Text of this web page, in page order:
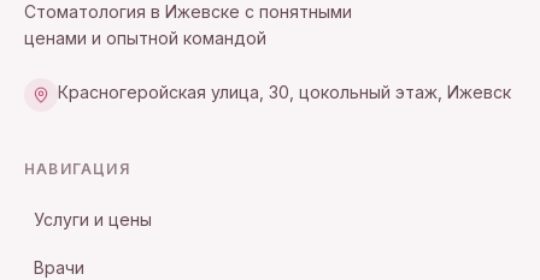
Стоматология в Ижевске с понятными
ценами и опытной командой
Красногеройская улица, 30, цокольный этаж, Ижевск
НАВИГАЦИЯ
Услуги и цены
Врачи